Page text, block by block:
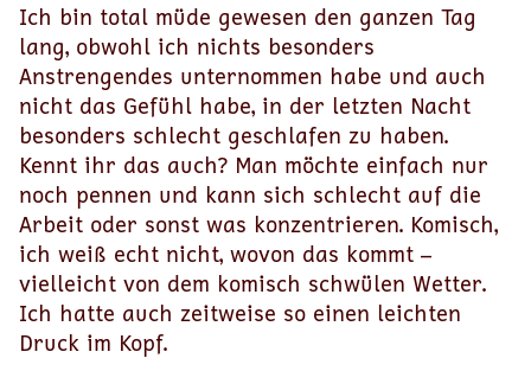
Ich bin total müde gewesen den ganzen Tag
lang, obwohl ich nichts besonders
Anstrengendes unternommen habe und auch
nicht das Gefühl habe, in der letzten Nacht
besonders schlecht geschlafen zu haben.
Kennt ihr das auch? Man möchte einfach nur
noch pennen und kann sich schlecht auf die
Arbeit oder sonst was konzentrieren. Komisch,
ich weiß echt nicht, wovon das kommt –
vielleicht von dem komisch schwülen Wetter.
Ich hatte auch zeitweise so einen leichten
Druck im Kopf.